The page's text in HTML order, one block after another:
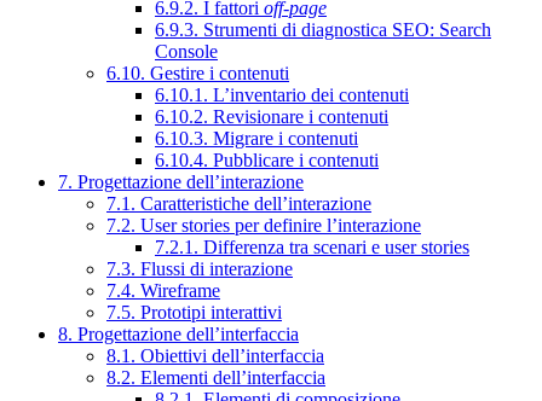
6.9.2. I fattori off-page
6.9.3. Strumenti di diagnostica SEO: Search
Console
6.10. Gestire i contenuti
6.10.1. L’inventario dei contenuti
6.10.2. Revisionare i contenuti
6.10.3. Migrare i contenuti
6.10.4. Pubblicare i contenuti
7. Progettazione dell’interazione
7.1. Caratteristiche dell’interazione
7.2. User stories per definire l’interazione
7.2.1. Differenza tra scenari e user stories
7.3. Flussi di interazione
7.4. Wireframe
7.5. Prototipi interattivi
8. Progettazione dell’interfaccia
8.1. Obiettivi dell’interfaccia
8.2. Elementi dell’interfaccia